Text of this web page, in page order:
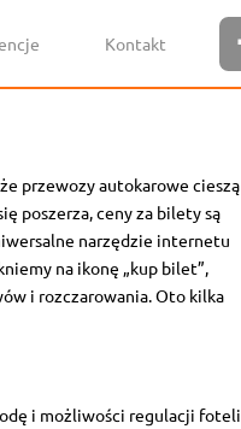
Kontakt
przewozy autokarowe cieszą
poszerza, ceny za bilety są
narzędzie internetu
na ikonę „kup bilet”,
i rozczarowania. Oto kilka
i możliwości regulacji foteli